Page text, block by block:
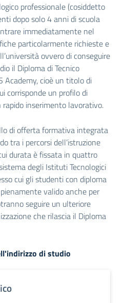
professionale (cosiddetto
dopo solo 4 anni di scuola
immediatamente nel
particolarmente richieste e
ovvero di conseguire
il Diploma di Tecnico
Academy, cioè un titolo di
corrisponde un profilo di
inserimento lavorativo.
di offerta formativa integrata
tra i percorsi dell’istruzione
durata è fissata in quattro
degli Istituti Tecnologici
cui gli studenti con diploma
valido anche per
seguire un ulteriore
che rilascia il Diploma
di studio